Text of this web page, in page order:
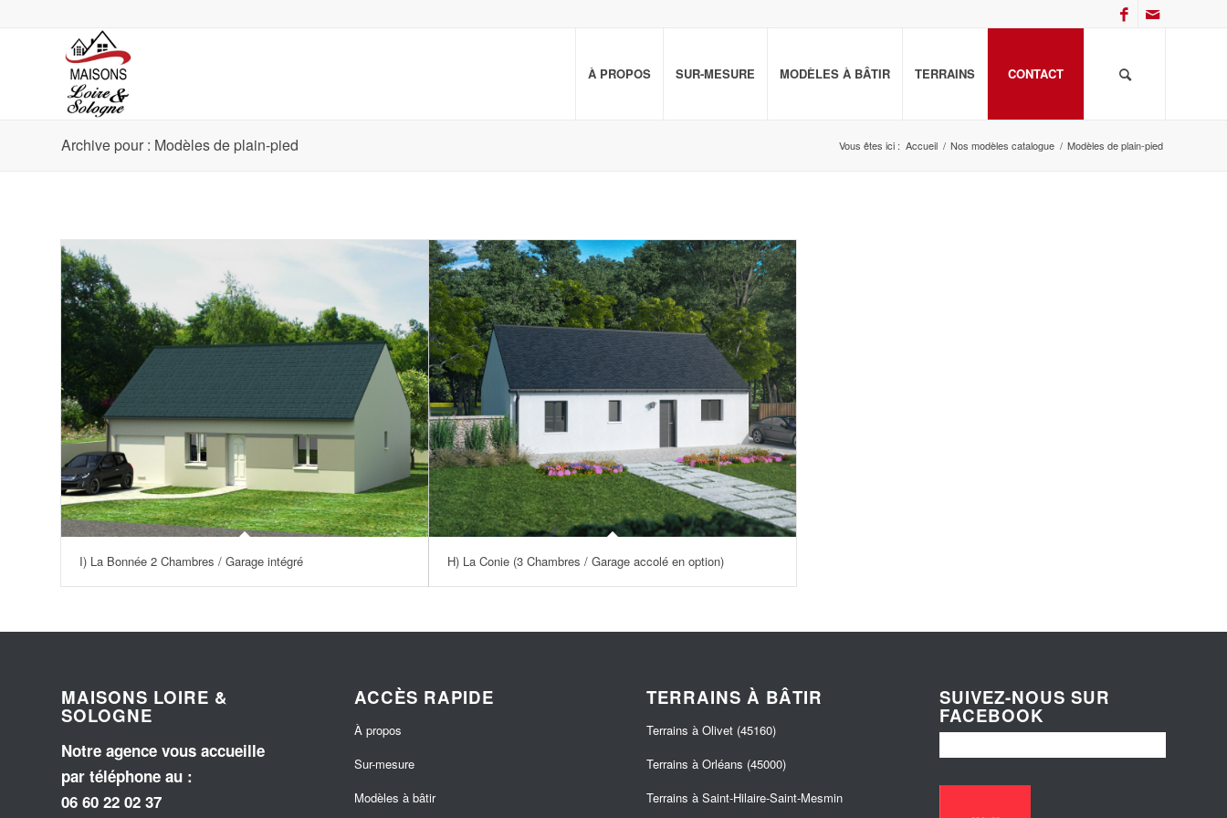
À PROPOS SUR-MESURE MODÈLES À BÂTIR TERRAINS CONTACT
Archive pour : Modèles de plain-pied Vous êtes ici : Accueil / Nos modèles catalogue / Modèles de plain-pied
I) La Bonnée 2 Chambres / Garage intégré H) La Conie (3 Chambres / Garage accolé en option)
MAISONS LOIRE &
SOLOGNE
Notre agence vous accueille
par téléphone au :
06 60 22 02 37
ACCÈS RAPIDE
À propos
Sur-mesure
Modèles à bâtir
TERRAINS À BÂTIR
Terrains à Olivet (45160)
Terrains à Orléans (45000)
Terrains à Saint-Hilaire-Saint-Mesmin
SUIVEZ-NOUS SUR
FACEBOOK